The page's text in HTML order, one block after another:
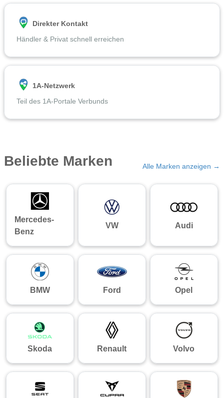
Direkter Kontakt
Händler & Privat schnell erreichen
1A-Netzwerk
Teil des 1A-Portale Verbunds
Beliebte Marken Alle Marken anzeigen →
Mercedes-
Benz
VW Audi
BMW Ford Opel
Skoda Renault Volvo